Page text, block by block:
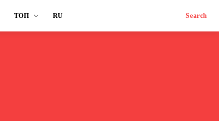
ТОП RU Search